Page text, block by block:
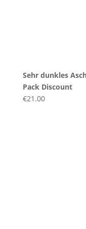
Sehr dunkles
Pack Discount
€21.00